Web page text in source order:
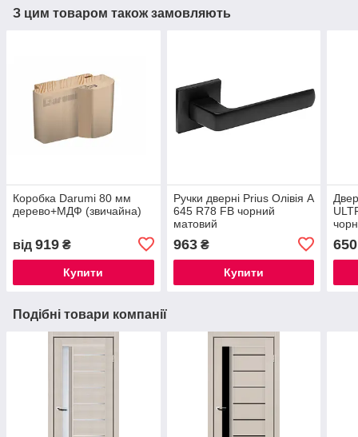
З цим товаром також замовляють
Коробка Darumi 80 мм
дерево+МДФ (звичайна)
від 919 ₴
Купити
Ручки дверні Prius Олівія А
645 R78 FB чорний
матовий
963₴
Купити
650
Подібні товари компанії